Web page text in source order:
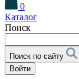
0
Каталог
Поиск
Поиск по сайту
Войти